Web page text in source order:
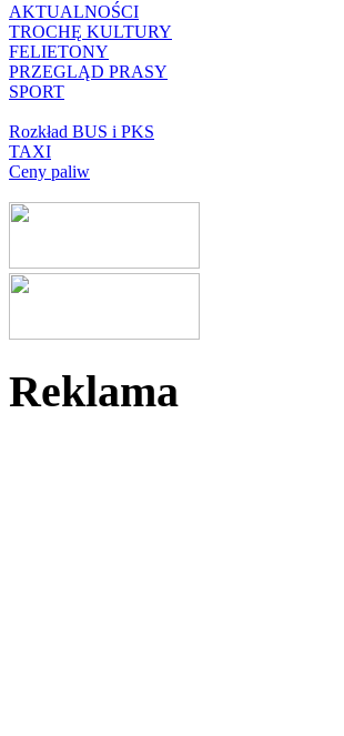
AKTUALNOŚCI
TROCHĘ KULTURY
FELIETONY
PRZEGLĄD PRASY
SPORT
Rozkład BUS i PKS
TAXI
Ceny paliw
Reklama